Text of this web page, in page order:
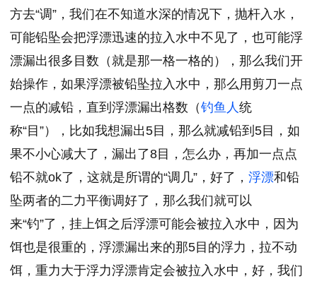
方去“调”，我们在不知道水深的情况下，抛杆入水，
可能铅坠会把浮漂迅速的拉入水中不见了，也可能浮
漂漏出很多目数（就是那一格一格的），那么我们开
始操作，如果浮漂被铅坠拉入水中，那么用剪刀一点
一点的减铅，直到浮漂漏出格数（钓鱼人统
称“目”），比如我想漏出5目，那么就减铅到5目，如
果不小心减大了，漏出了8目，怎么办，再加一点点
铅不就ok了，这就是所谓的“调几”，好了， 浮漂和铅
坠两者的二力平衡调好了，那么我们就可以
来“钓”了，挂上饵之后浮漂可能会被拉入水中，因为
饵也是很重的，浮漂漏出来的那5目的浮力，拉不动
饵，重力大于浮力浮漂肯定会被拉入水中，好，我们